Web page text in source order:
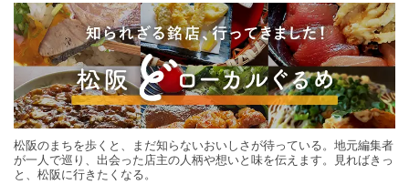
松阪のまちを歩くと、まだ知らないおいしさが待っている。地元編集者
が一人で巡り、出会った店主の人柄や想いと味を伝えます。見ればきっ
と、松阪に行きたくなる。